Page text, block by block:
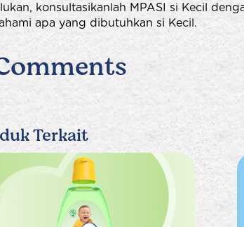
konsultasikanlah MPASI si Kecil
apa yang dibutuhkan si Kecil.
Terkait